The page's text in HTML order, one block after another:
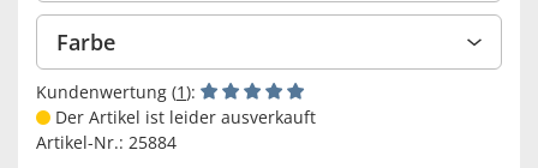
Farbe
Kundenwertung (1):
Der Artikel ist leider ausverkauft
Artikel-Nr.: 25884